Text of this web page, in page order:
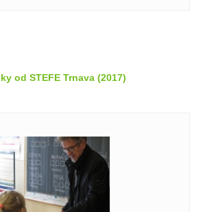
od STEFE Trnava (2017)